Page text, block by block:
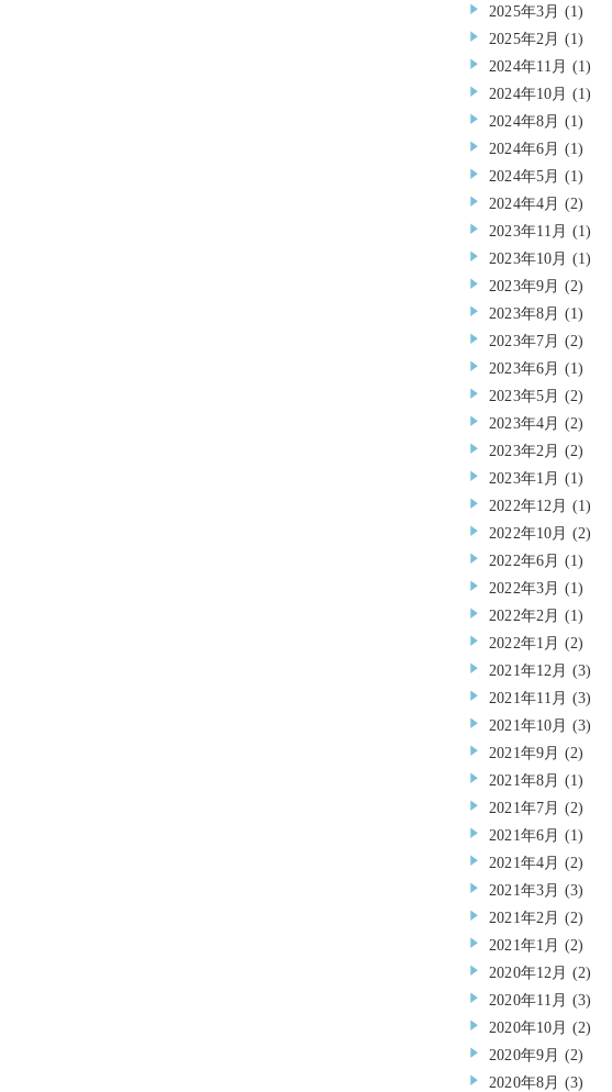
2025年3月 (1)
2025年2月 (1)
2024年11月 (1)
2024年10月 (1)
2024年8月 (1)
2024年6月 (1)
2024年5月 (1)
2024年4月 (2)
2023年11月 (1)
2023年10月 (1)
2023年9月 (2)
2023年8月 (1)
2023年7月 (2)
2023年6月 (1)
2023年5月 (2)
2023年4月 (2)
2023年2月 (2)
2023年1月 (1)
2022年12月 (1)
2022年10月 (2)
2022年6月 (1)
2022年3月 (1)
2022年2月 (1)
2022年1月 (2)
2021年12月 (3)
2021年11月 (3)
2021年10月 (3)
2021年9月 (2)
2021年8月 (1)
2021年7月 (2)
2021年6月 (1)
2021年4月 (2)
2021年3月 (3)
2021年2月 (2)
2021年1月 (2)
2020年12月 (2)
2020年11月 (3)
2020年10月 (2)
2020年9月 (2)
2020年8月 (3)